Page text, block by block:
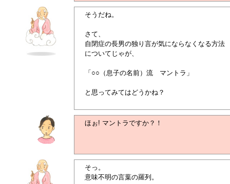
そうだね。
さて、
自閉症の長男の独り言が気にならなくなる方法
についてじゃが、
「○○（息子の名前）流 マントラ」
と思ってみてはどうかね？
ほぉ! マントラですか？！
そっ。
意味不明の言葉の羅列。